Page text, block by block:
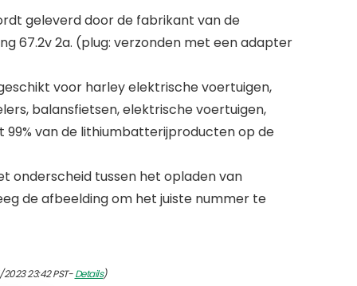
geleverd door de fabrikant van de
67.2v 2a. (plug: verzonden met een adapter
voor harley elektrische voertuigen,
balansfietsen, elektrische voertuigen,
van de lithiumbatterijproducten op de
onderscheid tussen het opladen van
de afbeelding om het juiste nummer te
23:42 PST-Details)